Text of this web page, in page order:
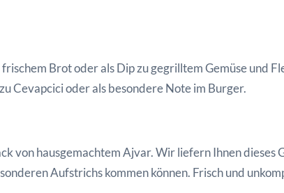
Brot oder als Dip zu gegrilltem Gemüse und
Cevapcici oder als besondere Note im Burger.
von hausgemachtem Ajvar. Wir liefern Ihnen dieses
Aufstrichs kommen können. Frisch und